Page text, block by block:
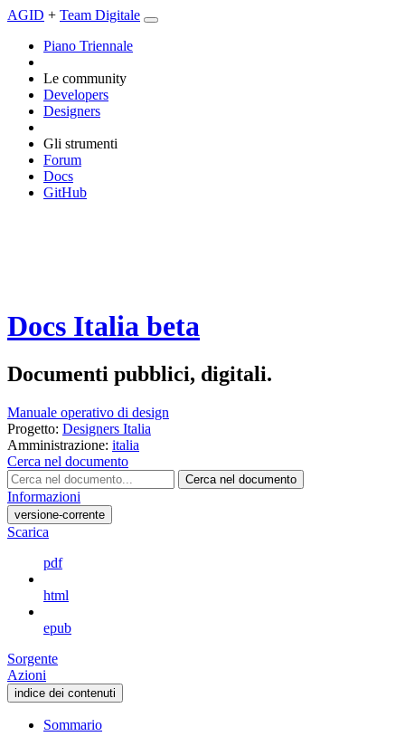
AGID + Team Digitale
Piano Triennale
Le community
Developers
Designers
Gli strumenti
Forum
Docs
GitHub
Docs Italia beta
Documenti pubblici, digitali.
Manuale operativo di design
Progetto: Designers Italia
Amministrazione: italia
Cerca nel documento
Cerca nel documento
Informazioni
versione-corrente
Scarica
pdf
html
epub
Sorgente
Azioni
indice dei contenuti
Sommario